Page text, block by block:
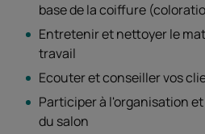
base de la coiffure
Entretenir et nettoyer le
travail
Ecouter et conseiller vos
Participer à l'organisation
du salon